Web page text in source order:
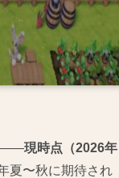
——現時点（2026年
夏〜秋に期待され